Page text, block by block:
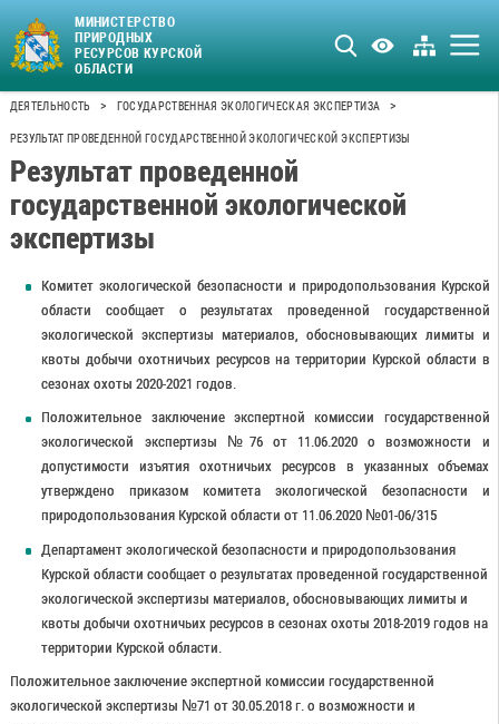
МИНИСТЕРСТВО
ПРИРОДНЫХ
РЕСУРСОВ КУРСКОЙ
ОБЛАСТИ
ДЕЯТЕЛЬНОСТЬ > ГОСУДАРСТВЕННАЯ ЭКОЛОГИЧЕСКАЯ ЭКСПЕРТИЗА >
РЕЗУЛЬТАТ ПРОВЕДЕННОЙ ГОСУДАРСТВЕННОЙ ЭКОЛОГИЧЕСКОЙ ЭКСПЕРТИЗЫ
Результат проведенной
государственной экологической
экспертизы
Комитет экологической безопасности и природопользования Курской
области сообщает о результатах проведенной государственной
экологической экспертизы материалов, обосновывающих лимиты и
квоты добычи охотничьих ресурсов на территории Курской области в
сезонах охоты 2020-2021 годов.
Положительное заключение экспертной комиссии государственной
экологической экспертизы №76 от 11.06.2020 о возможности и
допустимости изъятия охотничьих ресурсов в указанных объемах
утверждено приказом комитета экологической безопасности и
природопользования Курской области от 11.06.2020 №01-06/315
Департамент экологической безопасности и природопользования
Курской области сообщает о результатах проведенной государственной
экологической экспертизы материалов, обосновывающих лимиты и
квоты добычи охотничьих ресурсов в сезонах охоты 2018-2019 годов на
территории Курской области.
Положительное заключение экспертной комиссии государственной
экологической экспертизы №71 от 30.05.2018 г. о возможности и